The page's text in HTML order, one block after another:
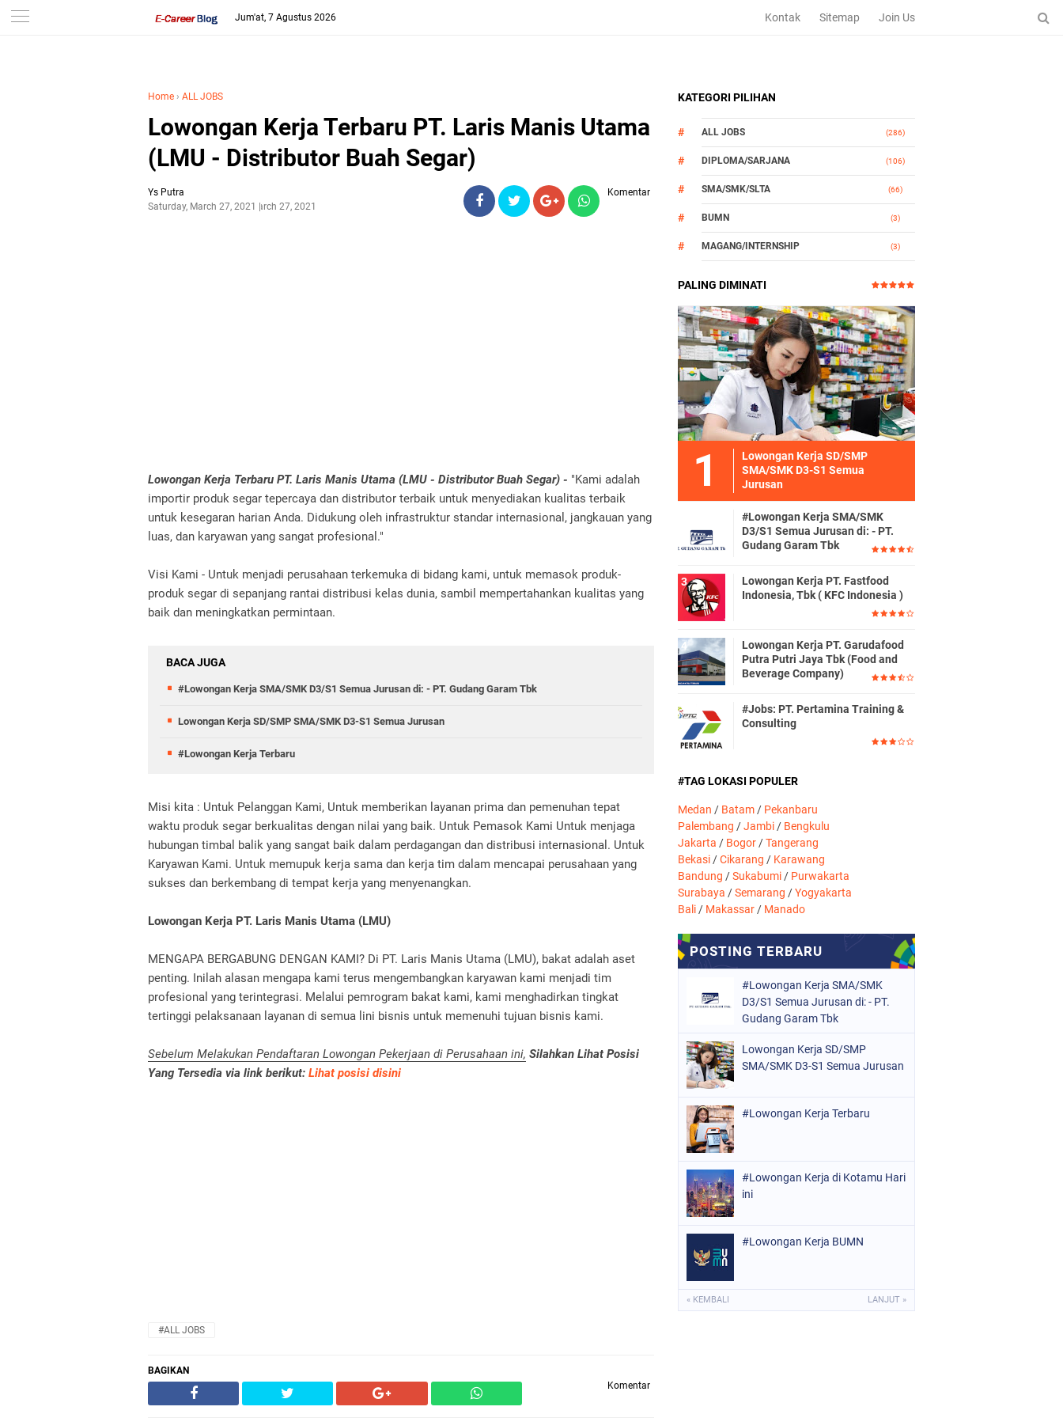
-->
Jum'at, 7 Agustus 2026 Kontak Sitemap Join Us
Home › ALL JOBS
Lowongan Kerja Terbaru PT. Laris Manis Utama
(LMU - Distributor Buah Segar)
Ys Putra
Saturday, March 27, 2021March 27, 2021
Komentar
Lowongan Kerja Terbaru PT. Laris Manis Utama (LMU - Distributor Buah Segar) - "Kami adalah
importir produk segar tepercaya dan distributor terbaik untuk menyediakan kualitas terbaik
untuk kesegaran harian Anda. Didukung oleh infrastruktur standar internasional, jangkauan yang
luas, dan karyawan yang sangat profesional."
Visi Kami - Untuk menjadi perusahaan terkemuka di bidang kami, untuk memasok produk-
produk segar di sepanjang rantai distribusi kelas dunia, sambil mempertahankan kualitas yang
baik dan meningkatkan permintaan.
BACA JUGA
#Lowongan Kerja SMA/SMK D3/S1 Semua Jurusan di: - PT. Gudang Garam Tbk
Lowongan Kerja SD/SMP SMA/SMK D3-S1 Semua Jurusan
#Lowongan Kerja Terbaru
Misi kita : Untuk Pelanggan Kami, Untuk memberikan layanan prima dan pemenuhan tepat
waktu produk segar berkualitas dengan nilai yang baik. Untuk Pemasok Kami Untuk menjaga
hubungan timbal balik yang sangat baik dalam perdagangan dan distribusi internasional. Untuk
Karyawan Kami. Untuk memupuk kerja sama dan kerja tim dalam mencapai perusahaan yang
sukses dan berkembang di tempat kerja yang menyenangkan.
Lowongan Kerja PT. Laris Manis Utama (LMU)
MENGAPA BERGABUNG DENGAN KAMI? Di PT. Laris Manis Utama (LMU), bakat adalah aset
penting. Inilah alasan mengapa kami terus mengembangkan karyawan kami menjadi tim
profesional yang terintegrasi. Melalui pemrogram bakat kami, kami menghadirkan tingkat
tertinggi pelaksanaan layanan di semua lini bisnis untuk memenuhi tujuan bisnis kami.
Sebelum Melakukan Pendaftaran Lowongan Pekerjaan di Perusahaan ini, Silahkan Lihat Posisi
Yang Tersedia via link berikut: Lihat posisi disini
#ALL JOBS
BAGIKAN
Komentar
KATEGORI PILIHAN
ALL JOBS (286)
DIPLOMA/SARJANA (106)
SMA/SMK/SLTA (66)
BUMN (3)
MAGANG/INTERNSHIP (3)
PALING DIMINATI
Lowongan Kerja SD/SMP
SMA/SMK D3-S1 Semua
Jurusan
#Lowongan Kerja SMA/SMK
D3/S1 Semua Jurusan di: - PT.
Gudang Garam Tbk
Lowongan Kerja PT. Fastfood
Indonesia, Tbk ( KFC Indonesia )
Lowongan Kerja PT. Garudafood
Putra Putri Jaya Tbk (Food and
Beverage Company)
#Jobs: PT. Pertamina Training &
Consulting
#TAG LOKASI POPULER
Medan / Batam / Pekanbaru
Palembang /Jambi / Bengkulu
Jakarta / Bogor /Tangerang
Bekasi /Cikarang / Karawang
Bandung /Sukabumi / Purwakarta
Surabaya /Semarang /Yogyakarta
Bali / Makassar / Manado
#Lowongan Kerja SMA/SMK
D3/S1 Semua Jurusan di: - PT.
Gudang Garam Tbk
Lowongan Kerja SD/SMP
SMA/SMK D3-S1 Semua Jurusan
#Lowongan Kerja Terbaru
#Lowongan Kerja di Kotamu Hari
ini
#Lowongan Kerja BUMN
« KEMBALI LANJUT »